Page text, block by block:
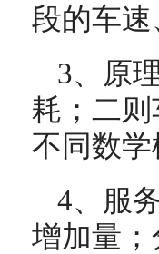
段的车速
3、原
耗；二
不同数
4、服
增加量